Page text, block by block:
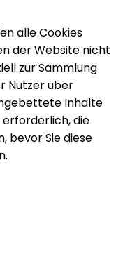
alle Cookies
der Website nicht
zur Sammlung
Nutzer über
Inhalte
erforderlich, die
bevor Sie diese